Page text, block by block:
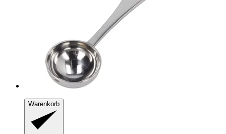
Warenkorb